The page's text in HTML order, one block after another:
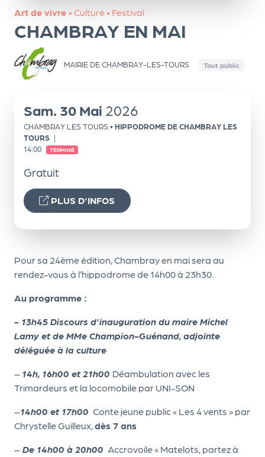
Art de vivre • Culture • Festival
CHAMBRAY EN MAI
MAIRIE DE CHAMBRAY-LES-TOURS Tout public
Sam. 30 Mai 2026
CHAMBRAY LES TOURS • HIPPODROME DE CHAMBRAY LES
TOURS |
14:00
TERMINÉ
Gratuit
PLUS D'INFOS
Pour sa 24ème édition, Chambray en mai sera au
rendez-vous à l’hippodrome de 14h00 à 23h30.
Au programme :
- 13h45 Discours d'inauguration du maire Michel
Lamy et de MMe Champion-Guénand, adjointe
déléguée à la culture
– 14h, 16h00 et 21h00 Déambulation avec les
Trimardeurs et la locomobile par UNI-SON
–14h00 et 17h00 Conte jeune public « Les 4 vents » par
Chrystelle Guilleux,dès 7 ans
– De 14h00 à 20h00 Accrovoile « Matelots, partez à
ns
PR
O
G!
O
G!
Le
Ma
g
Sui
vr
le
O
G!
N
os
se
rvi
ce
s